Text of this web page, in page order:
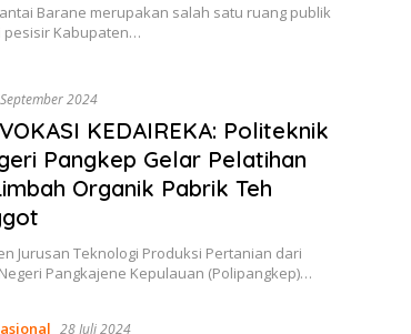
Barane merupakan salah satu ruang publik
pesisir Kabupaten…
2024
KEDAIREKA: Politeknik
Pangkep Gelar Pelatihan
Organik Pabrik Teh
Jurusan Teknologi Produksi Pertanian dari
Pangkajene Kepulauan (Polipangkep)…
28 Juli 2024